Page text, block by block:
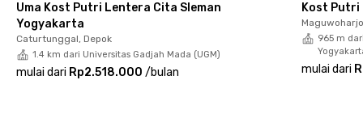
Uma Kost Putri Lentera Cita Sleman
Yogyakarta
Caturtunggal, Depok
1.4 km dari Universitas Gadjah Mada (UGM)
mulai dari Rp2.518.000 /bulan
Kost Putri
965 m
mulai dari